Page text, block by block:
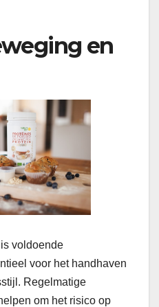
en
voldoende
voor het handhaven
Regelmatige
om het risico op